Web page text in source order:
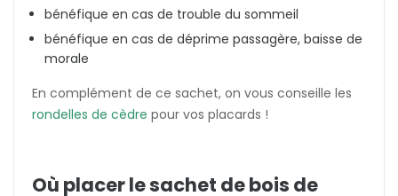
bénéfique en cas de trouble du sommeil
bénéfique en cas de déprime passagère, baisse de
morale
En complément de ce sachet, on vous conseille les
rondelles de cèdre pour vos placards !
Où placer le sachet de bois de